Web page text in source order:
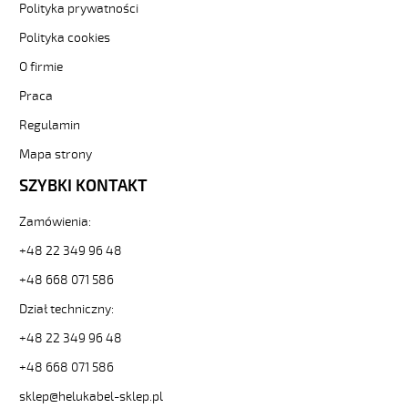
3x0,5
Kabel
elastyczny
300/500V
żyły
numerowane
od
Hekulabel
[kod:
HELUKABEL
sklep.pl/upload/galleries/producers/small_
OZ-
3x0,5
Kabel
300/500V
czarne
Polityka prywatności
Polityka cookies
O firmie
Praca
Regulamin
Mapa strony
SZYBKI KONTAKT
Zamówienia:
+48 22 349 96 48
+48 668 071 586
Dział techniczny:
+48 22 349 96 48
+48 668 071 586
sklep@helukabel-sklep.pl